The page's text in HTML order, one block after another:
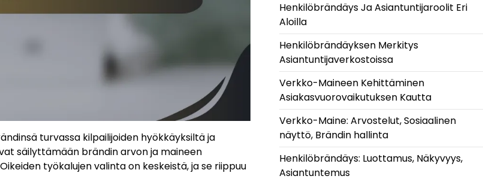
turvassa kilpailijoiden hyökkäyksiltä ja
säilyttämään brändin arvon ja maineen
työkalujen valinta on keskeistä, ja se riippuu
Henkilöbrändäys Ja Asiantuntijaroolit Eri
Aloilla
Henkilöbrändäyksen Merkitys
Asiantuntijaverkostoissa
Verkko-Maineen Kehittäminen
Asiakasvuorovaikutuksen Kautta
Verkko-Maine: Arvostelut, Sosiaalinen
näyttö, Brändin hallinta
Henkilöbrändäys: Luottamus, Näkyvyys,
Asiantuntemus